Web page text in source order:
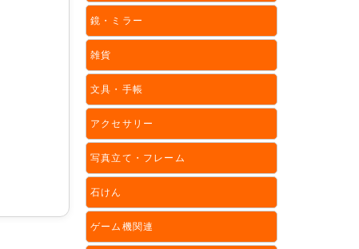
鏡・ミラー
雑貨
文具・手帳
アクセサリー
写真立て・フレーム
石けん
ゲーム機関連